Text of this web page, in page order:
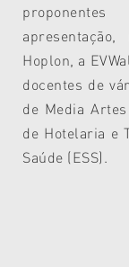
Hoplon, a
docentes de
de Media
de Hotelaria e
Saúde (ESS).